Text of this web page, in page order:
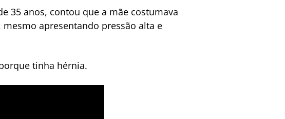
35 anos, contou que a mãe costumava
apresentando pressão alta e
tinha hérnia.